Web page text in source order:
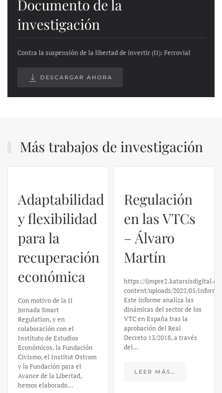
Documento de la
investigación
Contra la suspensión de la libertad de invertir (II): Ferrovial
DESCARGAR AHORA
Más trabajos de investigación
Regulación
en las VTCs
– Álvaro
Martín
https://ijmpre2.katarsisdigital.com/wp-
content/uploads/2022/05/Informe_sobre_las_VTC.pdf
Este informe analiza las
dinámicas del sector de los
VTC en España tras la
aprobación del Real
Decreto 13/2018, a través
del…
LEER MÁS…
El caso de
Silicon
Valley Bank:
un análisis
financiero –
Daniel
Fernández